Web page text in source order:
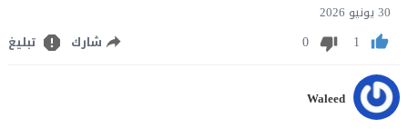
30 يونيو 2026
1
0 شارك تبليغ
Waleed